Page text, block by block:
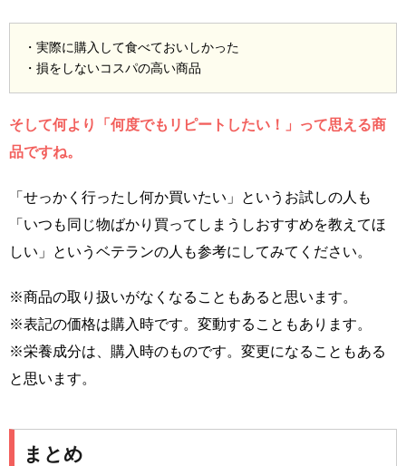
・実際に購入して食べておいしかった
・損をしないコスパの高い商品
そして何より「何度でもリピートしたい！」って思える商
品ですね。
「せっかく行ったし何か買いたい」というお試しの人も
「いつも同じ物ばかり買ってしまうしおすすめを教えてほ
しい」というベテランの人も参考にしてみてください。
※商品の取り扱いがなくなることもあると思います。
※表記の価格は購入時です。変動することもあります。
※栄養成分は、購入時のものです。変更になることもある
と思います。
まとめ